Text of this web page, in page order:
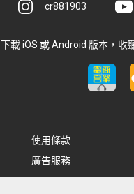
cr881903
下載 iOS 或 Android 版本，收
使用條款
廣告服務